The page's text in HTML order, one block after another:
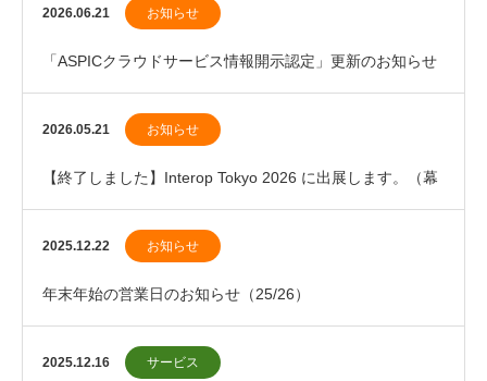
2026.06.21 お知らせ
「ASPICクラウドサービス情報開示認定」更新のお知らせ
2026.05.21 お知らせ
【終了しました】Interop Tokyo 2026 に出展します。（幕
張メッセ）
2025.12.22 お知らせ
年末年始の営業日のお知らせ（25/26）
2025.12.16 サービス